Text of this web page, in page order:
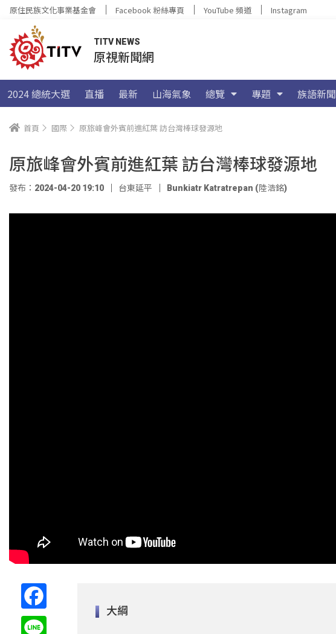
原住民族文化事業基金會 Facebook 粉絲專頁 YouTube 頻道 Instagram
TITV NEWS
原視新聞網
2024 總統大選 直播 最新 山海氣象 總覽 專題 族語新聞
首頁 國際 原旅峰會外賓前進紅葉 訪台灣棒球發源地
原旅峰會外賓前進紅葉 訪台灣棒球發源地
發布：2024-04-20 19:10 台東延平 Bunkiatr Katratrepan (陸浩銘)
大綱